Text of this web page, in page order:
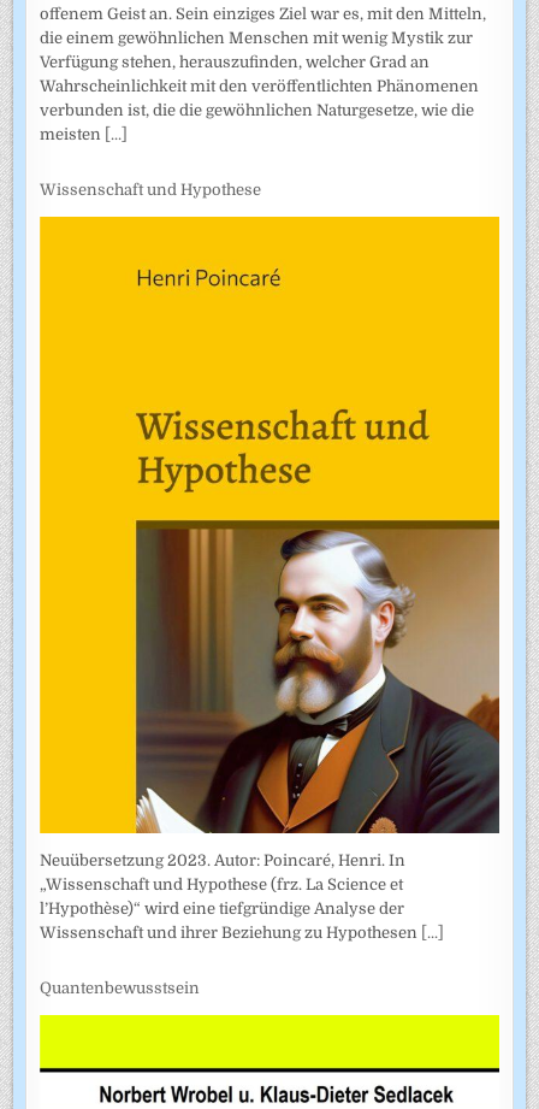
offenem Geist an. Sein einziges Ziel war es, mit den Mitteln,
die einem gewöhnlichen Menschen mit wenig Mystik zur
Verfügung stehen, herauszufinden, welcher Grad an
Wahrscheinlichkeit mit den veröffentlichten Phänomenen
verbunden ist, die die gewöhnlichen Naturgesetze, wie die
meisten [...]
Wissenschaft und Hypothese
Neuübersetzung 2023. Autor: Poincaré, Henri. In
„Wissenschaft und Hypothese (frz. La Science et
l’Hypothèse)“ wird eine tiefgründige Analyse der
Wissenschaft und ihrer Beziehung zu Hypothesen [...]
Quantenbewusstsein